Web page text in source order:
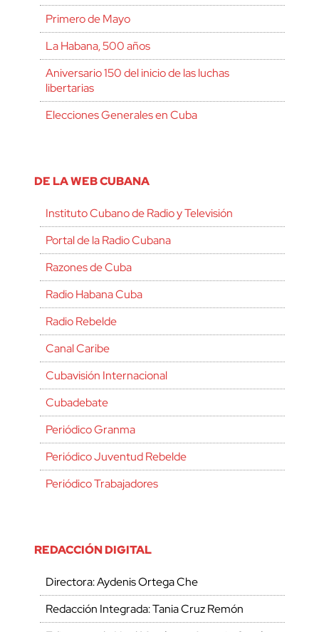
Primero de Mayo
La Habana, 500 años
Aniversario 150 del inicio de las luchas
libertarias
Elecciones Generales en Cuba
DE LA WEB CUBANA
Instituto Cubano de Radio y Televisión
Portal de la Radio Cubana
Razones de Cuba
Radio Habana Cuba
Radio Rebelde
Canal Caribe
Cubavisión Internacional
Cubadebate
Periódico Granma
Periódico Juventud Rebelde
Periódico Trabajadores
REDACCIÓN DIGITAL
Directora: Aydenis Ortega Che
Redacción Integrada: Tania Cruz Remón